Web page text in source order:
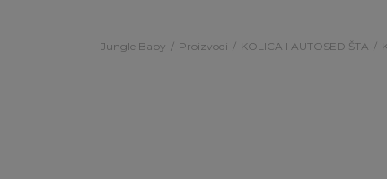
Jungle Baby Proizvodi KOLICA I AUTOSEDIŠTA